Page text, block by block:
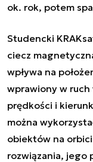
ok. rok, potem
Studencki
ciecz
wpływa na
wprawiony w ruch
prędkości i
można
obiektów na
rozwiązania, jego